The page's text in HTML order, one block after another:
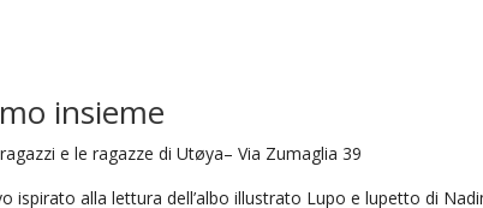
insieme
e le ragazze di Utøya– Via Zumaglia 39
ispirato alla lettura dell’albo illustrato Lupo e lupetto di